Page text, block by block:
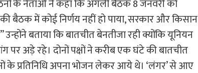
के नेताओं ने कहा कि अगली बैठक 8 जनवरी को
की बैठक में कोई निर्णय नहीं हो पाया, सरकार और किसान
बताया कि बातचीत बेनतीजा रही क्योंकि यूनियन
पर अड़े रहे। दोनों पक्षों ने करीब एक घंटे की बातचीत
के प्रतिनिधि अपना भोजन लेकर आये थे। ‘लंगर’ से आए